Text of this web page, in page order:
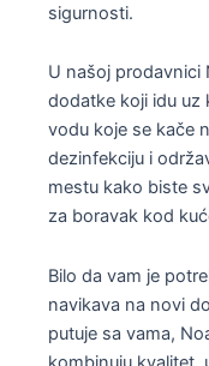
sigurnosti.
U našoj prodavnici
dodatke koji idu uz
vodu koje se kače
dezinfekciju i
mestu kako biste
za boravak kod
Bilo da vam je
navikava na novi
putuje sa vama,